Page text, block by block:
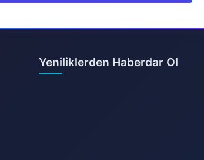
Yeniliklerden Haberdar Ol